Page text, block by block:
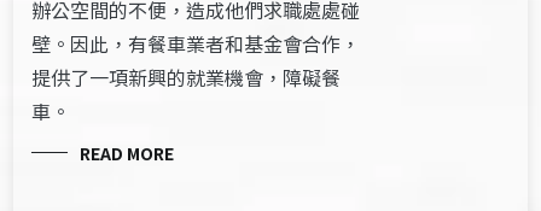
辦公空間的不便，造成他們求職處處碰
壁。因此，有餐車業者和基金會合作，
提供了一項新興的就業機會，障礙餐
車。
READ MORE